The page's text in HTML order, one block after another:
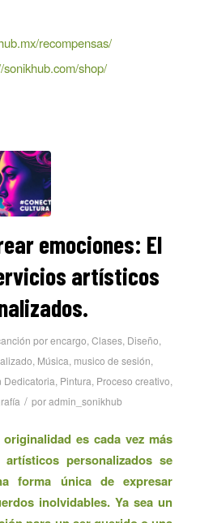
recompensas/
sonikhub.com/shop/
emociones: El
artísticos
por encargo,Clases, Diseño,
, Música, musico de sesión,
Dedicatoria, Pintura, Proceso creativo,
/ poradmin_sonikhub
es cada vez más
personalizados se
forma única de expresar
inolvidables. Ya sea un